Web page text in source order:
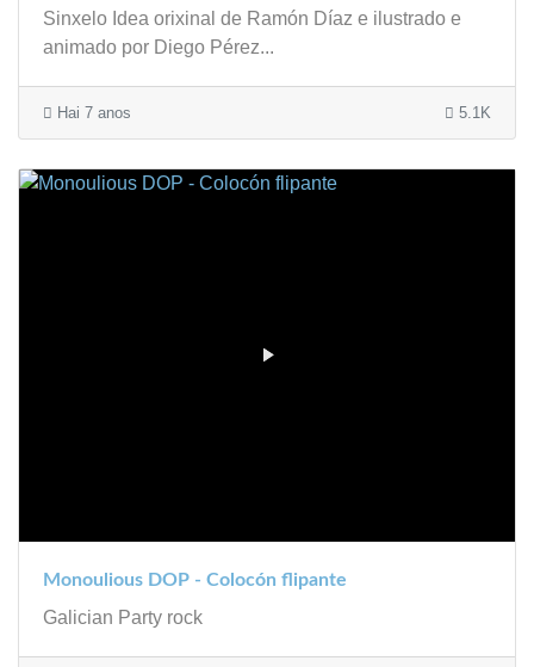
Sinxelo Idea orixinal de Ramón Díaz e ilustrado e
animado por Diego Pérez...
Hai 7 anos 5.1K
Monoulious DOP - Colocón flipante
Galician Party rock